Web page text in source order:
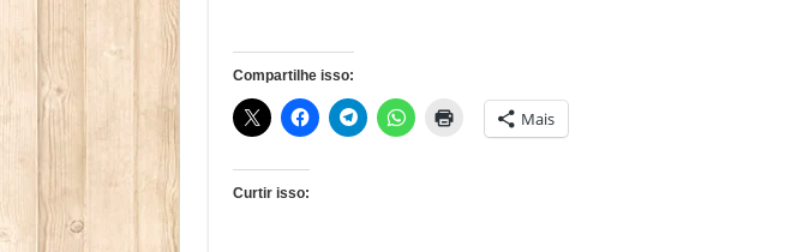
Compartilhe isso:
Mais
Curtir isso: